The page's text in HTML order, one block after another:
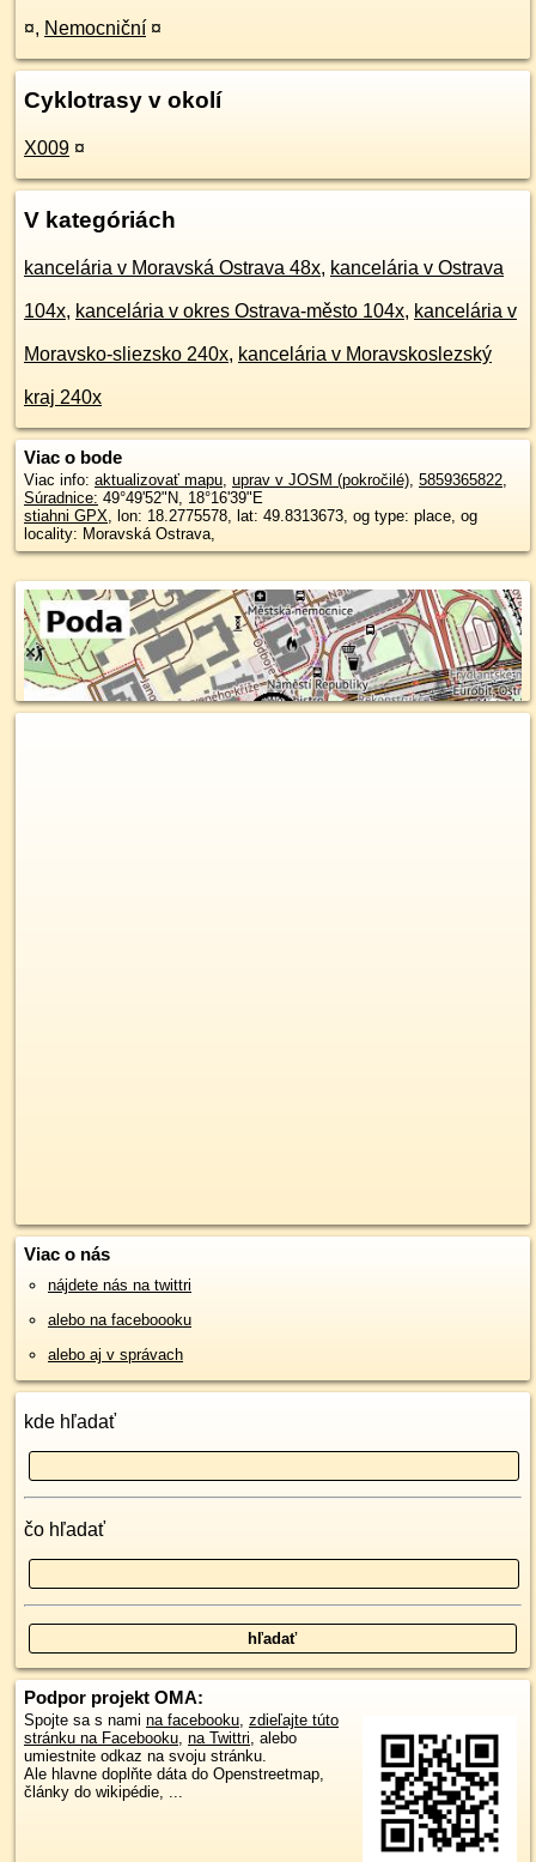
¤, Nemocniční ¤
Cyklotrasy v okolí
X009 ¤
V kategóriách
kancelária v Moravská Ostrava 48x, kancelária v Ostrava
104x, kancelária v okres Ostrava-město 104x, kancelária v
Moravsko-sliezsko 240x, kancelária v Moravskoslezský
kraj 240x
Viac o bode
Viac info: aktualizovať mapu, uprav v JOSM (pokročilé), 5859365822,
Súradnice: 49°49'52"N, 18°16'39"E
stiahni GPX, lon: 18.2775578, lat: 49.8313673, og type: place, og
locality: Moravská Ostrava,
Viac o nás
nájdete nás na twittri
alebo na faceboooku
alebo aj v správach
kde hľadať
čo hľadať
Podpor projekt OMA:
Spojte sa s nami na facebooku, zdieľajte túto
stránku na Facebooku, na Twittri, alebo
umiestnite odkaz na svoju stránku.
Ale hlavne doplňte dáta do Openstreetmap,
články do wikipédie, ...